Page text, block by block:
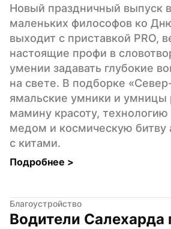
Новый праздничный выпуск
маленьких философов ко
выходит с приставкой PRO,
настоящие профи в
умении задавать глубокие
на свете. В подборке
ямальские умники и умницы
мамину красоту,
медом и космическую битву
с китами.
Подробнее >
Благоустройство
Водители Салехарда